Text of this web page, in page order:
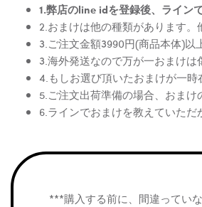
1.弊店のline idを登録後、ライン
2.おまけは他の種類があります。
3.ご注文金額3990円(商品本体)
3.海外発送なので万が一おまけは
4.もしお選び頂いたおまけが一時
5.ご注文出荷準備の場合、おまけ
6.ラインでおまけを教えていた
***購入する前に、間違ってい